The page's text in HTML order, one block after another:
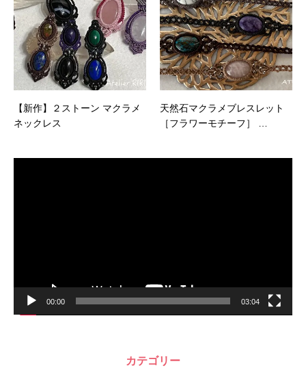
【新作】２ストーン マクラメ
ネックレス
天然石マクラメブレスレット
［フラワーモチーフ］ …
動
00:00 03:04
カテゴリー